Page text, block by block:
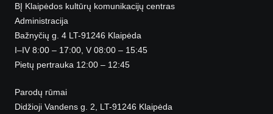
BĮ Klaipėdos kultūrų komunikacijų centras
Administracija
Bažnyčių g. 4 LT-91246 Klaipėda
I–IV 8:00 – 17:00, V 08:00 – 15:45
Pietų pertrauka 12:00 – 12:45
Parodų rūmai
Didžioji Vandens g. 2, LT-91246 Klaipėda